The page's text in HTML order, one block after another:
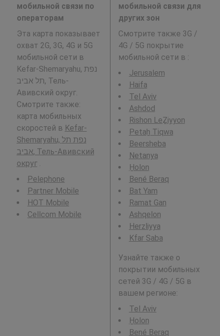
мобильной связи по
операторам
Эта карта показывает
охват 2G, 3G, 4G и 5G
мобильной сети в
Kefar-Shemaryahu, נפת
תל אביב, Тель-
Авивский округ.
Смотрите также:
карта мобильных
скоростей в Kefar-
Shemaryahu, נפת תל
אביב, Тель-Авивский
округ.
Pelephone
Partner Mobile
HOT Mobile
Cellcom Mobile
мобильной связи для
других зон
Смотрите также 3G /
4G / 5G покрытие
мобильной сети в :
Jerusalem
Haifa
Tel Aviv
Ashdod
Rishon LeẔiyyon
Petaẖ Tiqwa
Beersheba
Netanya
H̱olon
Bené Beraq
Bat Yam
Ramat Gan
Ashqelon
Herzliyya
Kfar Saba
Узнайте также о
покрытии мобильных
сетей 3G / 4G / 5G в
вашем регионе:
Tel Aviv
H̱olon
Bené Beraq